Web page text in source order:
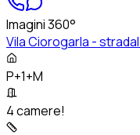
Imagini 360°
Vila Ciorogarla -
P+1+M
4 camere!